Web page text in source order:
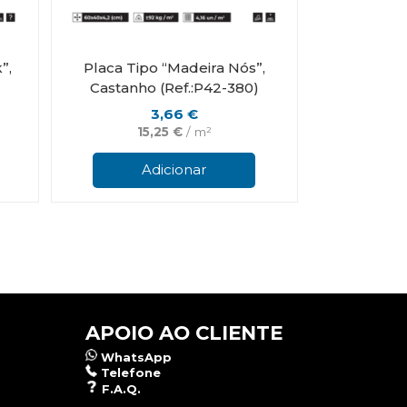
Placa Tipo “Madeira Nós”,
Castanho (Ref.:P42-380)
3,66 €
15,25 €/ m²
Adicionar
APOIO AO CLIENTE
WhatsApp
Telefone
F.A.Q.